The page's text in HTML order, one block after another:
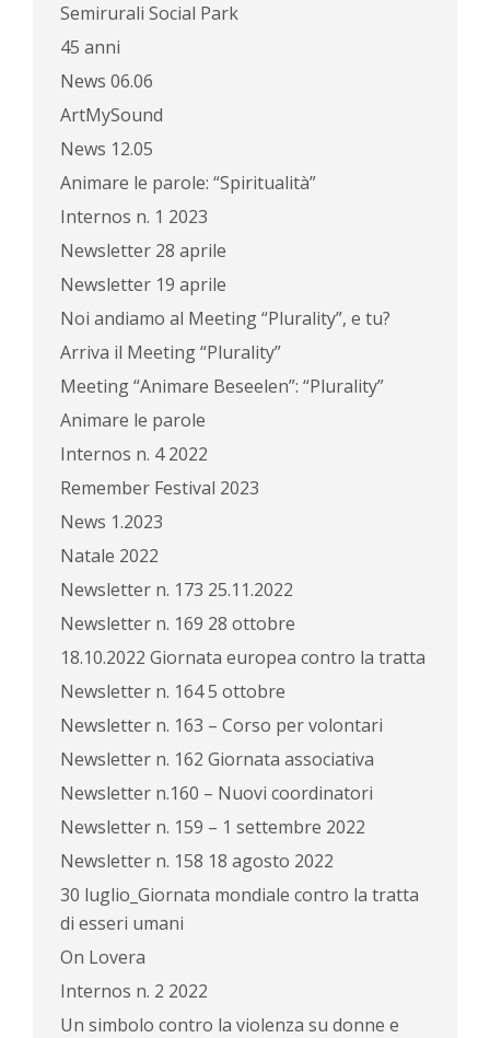
Semirurali Social Park
45 anni
News 06.06
ArtMySound
News 12.05
Animare le parole: “Spiritualità”
Internos n. 1 2023
Newsletter 28 aprile
Newsletter 19 aprile
Noi andiamo al Meeting “Plurality”, e tu?
Arriva il Meeting “Plurality”
Meeting “Animare Beseelen”: “Plurality”
Animare le parole
Internos n. 4 2022
Remember Festival 2023
News 1.2023
Natale 2022
Newsletter n. 173 25.11.2022
Newsletter n. 169 28 ottobre
18.10.2022 Giornata europea contro la tratta
Newsletter n. 164 5 ottobre
Newsletter n. 163 – Corso per volontari
Newsletter n. 162 Giornata associativa
Newsletter n.160 – Nuovi coordinatori
Newsletter n. 159 – 1 settembre 2022
Newsletter n. 158 18 agosto 2022
30 luglio_Giornata mondiale contro la tratta
di esseri umani
On Lovera
Internos n. 2 2022
Un simbolo contro la violenza su donne e